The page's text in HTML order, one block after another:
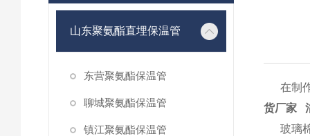
山东聚氨酯直埋保温管
东营聚氨酯保温管
聊城聚氨酯保温管
镇江聚氨酯保温管
在制
货厂家
玻璃